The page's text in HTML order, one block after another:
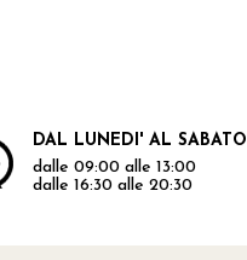
DAL LUNEDI' AL SABATO
dalle 09:00 alle 13:00
dalle 16:30 alle 20:30